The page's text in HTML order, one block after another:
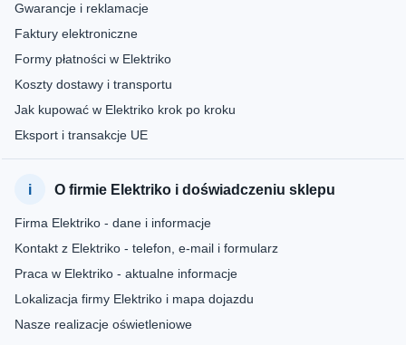
Gwarancje i reklamacje
Faktury elektroniczne
Formy płatności w Elektriko
Koszty dostawy i transportu
Jak kupować w Elektriko krok po kroku
Eksport i transakcje UE
O firmie Elektriko i doświadczeniu sklepu
Firma Elektriko - dane i informacje
Kontakt z Elektriko - telefon, e-mail i formularz
Praca w Elektriko - aktualne informacje
Lokalizacja firmy Elektriko i mapa dojazdu
Nasze realizacje oświetleniowe